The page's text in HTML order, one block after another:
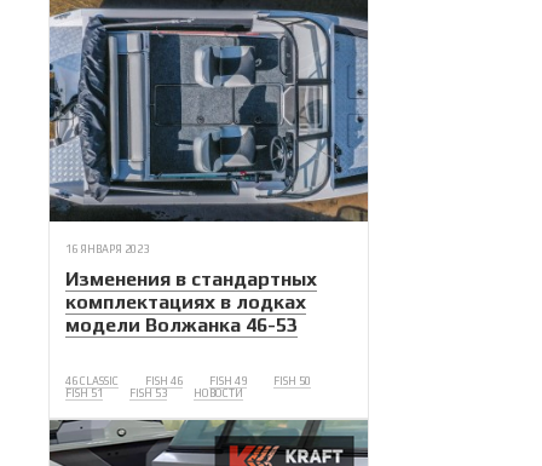
16 ЯНВАРЯ 2023
Изменения в стандартных
комплектациях в лодках
модели Волжанка 46-53
46 CLASSIC FISH 46 FISH 49
FISH 50
FISH 51
FISH 53 НОВОСТИ